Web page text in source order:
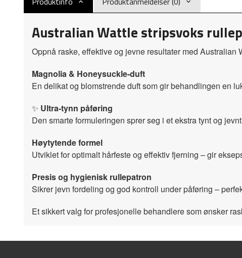
Australian Wattle stripsvoks
Oppnå raske, effektive og jevne resultater med
Magnolia & Honeysuckle-duft
En delikat og blomstrende duft som gir behandlingen en
✨ Ultra-tynn påføring
Den smarte formuleringen sprer seg i et ekstra tynt og
Høytytende formel
Utviklet for optimalt hårfeste og effektiv fjerning – gir
Presis og hygienisk rullepatron
Sikrer jevn fordeling og god kontroll under påføring –
Et sikkert valg for profesjonelle behandlere som ønsker